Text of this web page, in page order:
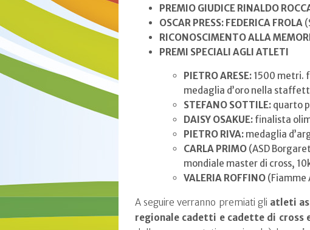
PREMIO GIUDICE RINALDO
OSCAR PRESS: FEDERICA FROLA
RICONOSCIMENTO ALLA
PREMI SPECIALI AGLI ATLETI
PIETRO ARESE: 1500 metri.
medaglia d’oro nella
STEFANO SOTTILE: quarto
DAISY OSAKUE: finalista
PIETRO RIVA: medaglia
CARLA PRIMO (ASD
mondiale master di cross,
VALERIA ROFFINO (Fiamme
A seguire verranno premiati gli atleti
regionale cadetti e cadette di cross